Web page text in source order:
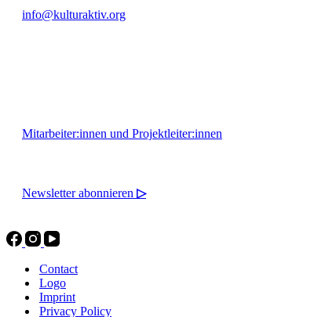
info@kulturaktiv.org
Mitarbeiter:innen und Projektleiter:innen
Newsletter abonnieren ▷
Contact
Logo
Imprint
Privacy Policy